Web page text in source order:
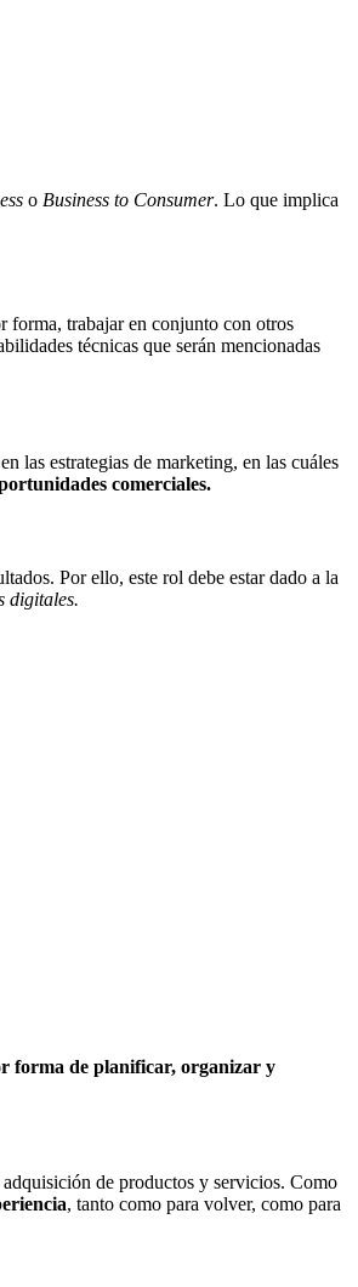
o Business to Consumer. Lo que implica
forma, trabajar en conjunto con otros
técnicas que serán mencionadas
las estrategias de marketing, en las cuáles
comerciales.
Por ello, este rol debe estar dado a la
digitales.
forma de planificar, organizar y
de productos y servicios. Como
, tanto como para volver, como para